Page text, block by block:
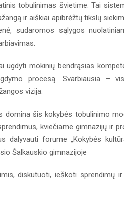
tobulinimas švietime. Tai
ir aiškiai apibrėžtų tikslų
sudaromos sąlygos
mokinių bendrąsias
procesą. Svarbiausia –
vizija.
domina šis kokybės tobulinimo
kviečiame gimnazijų ir
dalyvauti forume „Kokybės
Šalkauskio gimnazijoje
diskutuoti, ieškoti sprendimų